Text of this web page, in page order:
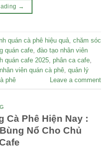
→
quán cà phê hiệu quả, chăm sóc
quán cafe, đào tạo nhân viên
quán cafe 2025, phân ca cafe,
viên quán cà phê, quản lý
phê Leave a comment
Phê Hiện Nay :
Nổ Cho Chủ